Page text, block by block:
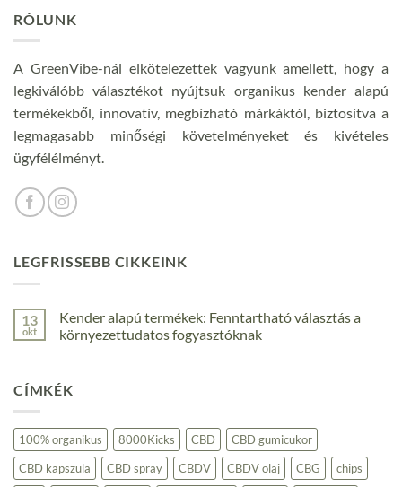
RÓLUNK
A GreenVibe-nál elkötelezettek vagyunk amellett, hogy a
legkiválóbb választékot nyújtsuk organikus kender alapú
termékekből, innovatív, megbízható márkáktól, biztosítva a
legmagasabb minőségi követelményeket és kivételes
ügyfélélményt.
LEGFRISSEBB CIKKEINK
13
okt
Kender alapú termékek: Fenntartható választás a
környezettudatos fogyasztóknak
Kender
alapú
választás
a
környezettudatos
fogyasztóknak
bejegyzéshez
CÍMKÉK
100% organikus 8000Kicks CBD
CBD gumicukor
CBD kapszula
CBD spray CBDV CBDV olaj CBG
chips